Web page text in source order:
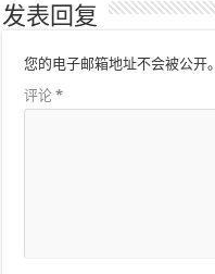
发表回复
您的电子邮箱地址不会被公开。
评论*